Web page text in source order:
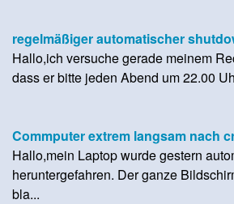
regelmäßiger automatischer
Hallo,ich versuche gerade meinem
dass er bitte jeden Abend um 22.00
Commputer extrem langsam nach
Hallo,mein Laptop wurde gestern
heruntergefahren. Der ganze
bla...